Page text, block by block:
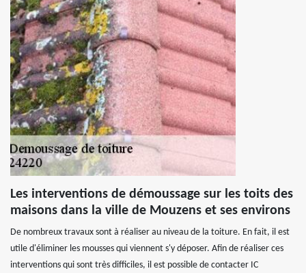
Les interventions de démoussage sur les toits des
maisons dans la ville de Mouzens et ses environs
De nombreux travaux sont à réaliser au niveau de la toiture. En fait, il est
utile d'éliminer les mousses qui viennent s'y déposer. Afin de réaliser ces
interventions qui sont très difficiles, il est possible de contacter IC